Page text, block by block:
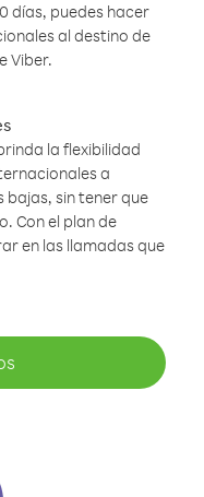
días, puedes hacer
al destino de
Viber.
la flexibilidad
a
bajas, sin tener que
Con el plan de
en las llamadas que